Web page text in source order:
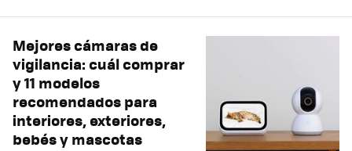
Mejores cámaras de
vigilancia: cuál comprar
y 11 modelos
recomendados para
interiores, exteriores,
bebés y mascotas